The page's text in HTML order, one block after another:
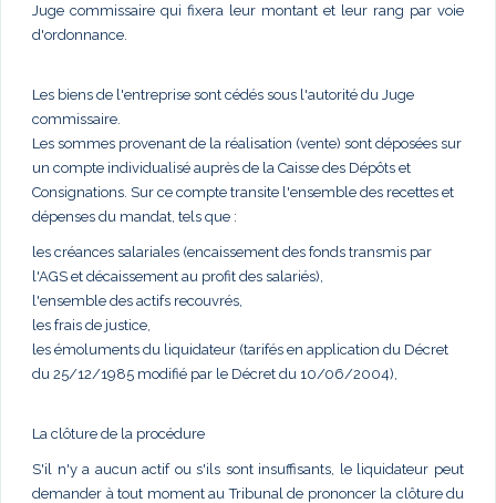
Juge commissaire qui fixera leur montant et leur rang par voie
d'ordonnance.
Les biens de l'entreprise sont cédés sous l'autorité du Juge
commissaire.
Les sommes provenant de la réalisation (vente) sont déposées sur
un compte individualisé auprès de la Caisse des Dépôts et
Consignations. Sur ce compte transite l'ensemble des recettes et
dépenses du mandat, tels que :
les créances salariales (encaissement des fonds transmis par
l'AGS et décaissement au profit des salariés),
l'ensemble des actifs recouvrés,
les frais de justice,
les émoluments du liquidateur (tarifés en application du Décret
du 25/12/1985 modifié par le Décret du 10/06/2004),
La clôture de la procédure
S'il n'y a aucun actif ou s'ils sont insuffisants, le liquidateur peut
demander à tout moment au Tribunal de prononcer la clôture du